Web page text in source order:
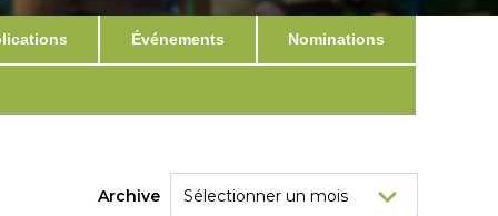
Événements Nominations
Archive